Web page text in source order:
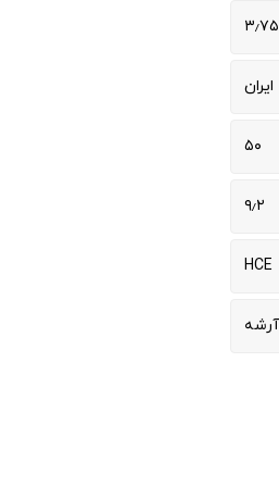
۳٫۷۵
ایران
۵۰
۹٫۲
HCE
آرشه